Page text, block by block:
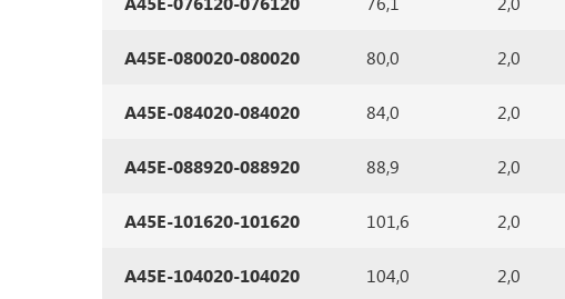
A45E-080020-080020 80,0 2,0
A45E-084020-084020 84,0 2,0
A45E-088920-088920 88,9 2,0
A45E-101620-101620 101,6 2,0
A45E-104020-104020 104,0 2,0